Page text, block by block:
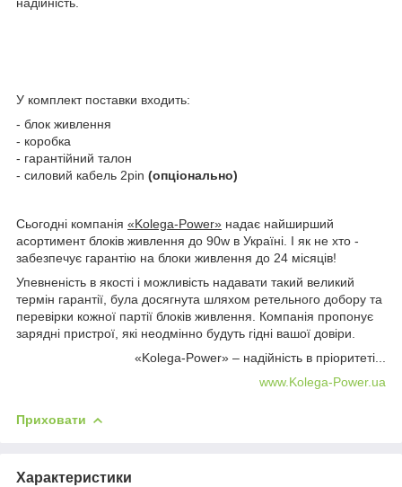
У комплект поставки входить:
- блок живлення
- коробка
- гарантійний талон
- силовий кабель 2pin (опціонально)
Сьогодні компанія «Kolega-Power» надає найширший
асортимент блоків живлення до 90w в Україні. І як не хто -
забезпечує гарантію на блоки живлення до 24 місяців!
Упевненість в якості і можливість надавати такий великий
термін гарантії, була досягнута шляхом ретельного добору та
перевірки кожної партії блоків живлення. Компанія пропонує
зарядні пристрої, які неодмінно будуть гідні вашої довіри.
«Kolega-Power» – надійність в пріоритеті...
www.Kolega-Power.ua
Приховати
Характеристики